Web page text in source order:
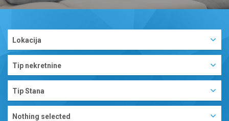
Lokacija
Tip nekretnine
Tip Stana
Nothing selected